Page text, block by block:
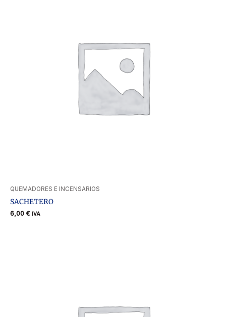
QUEMADORES E INCENSARIOS
SACHETERO
6,00 € IVA